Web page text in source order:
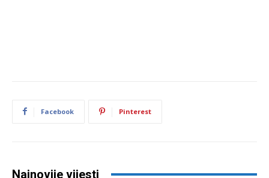
Facebook Pinterest
Najnovije vijesti